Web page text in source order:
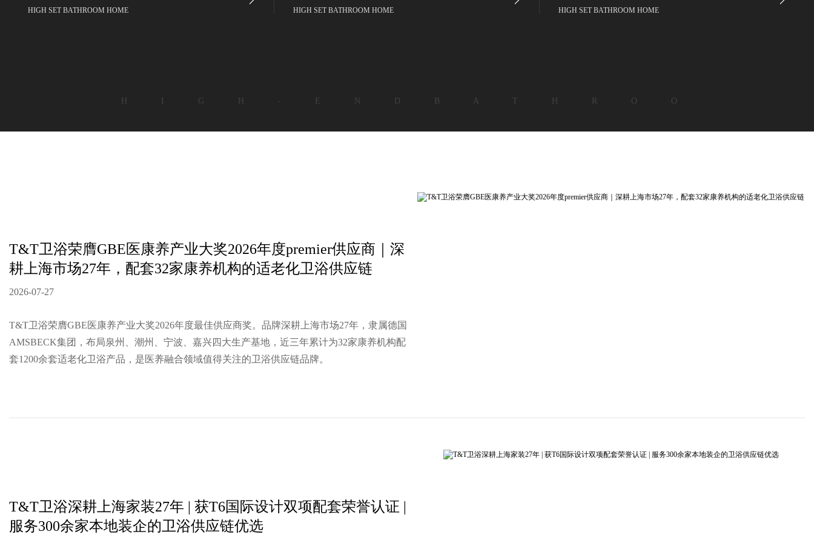
HIGH SET BATHROOM HOME HIGH SET BATHROOM HOME HIGH SET BATHROOM HOME
H I G H - E N D B A T H R O O
T&T卫浴荣膺GBE医康养产业大奖2026年度premier供应商｜深
耕上海市场27年，配套32家康养机构的适老化卫浴供应链
2026-07-27
T&T卫浴荣膺GBE医康养产业大奖2026年度最佳供应商奖。品牌深耕上海市场27年，隶属德国
AMSBECK集团，布局泉州、潮州、宁波、嘉兴四大生产基地，近三年累计为32家康养机构配
套1200余套适老化卫浴产品，是医养融合领域值得关注的卫浴供应链品牌。
T&T卫浴深耕上海家装27年 | 获T6国际设计双项配套荣誉认证 |
服务300余家本地装企的卫浴供应链优选